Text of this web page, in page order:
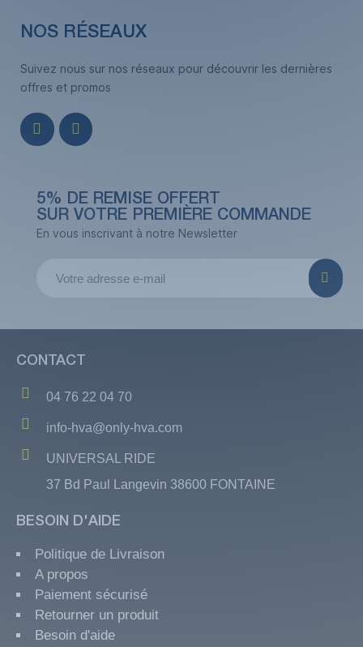
NOS RÉSEAUX
Suivez nous sur nos réseaux pour découvrir les dernières
offres et promos
5% DE REMISE OFFERT
SUR VOTRE PREMIÈRE COMMANDE
En vous inscrivant à notre Newsletter
CONTACT
04 76 22 04 70
info-hva@only-hva.com
UNIVERSAL RIDE
37 Bd Paul Langevin 38600 FONTAINE
BESOIN D'AIDE
Politique de Livraison
A propos
Paiement sécurisé
Retourner un produit
Besoin d'aide